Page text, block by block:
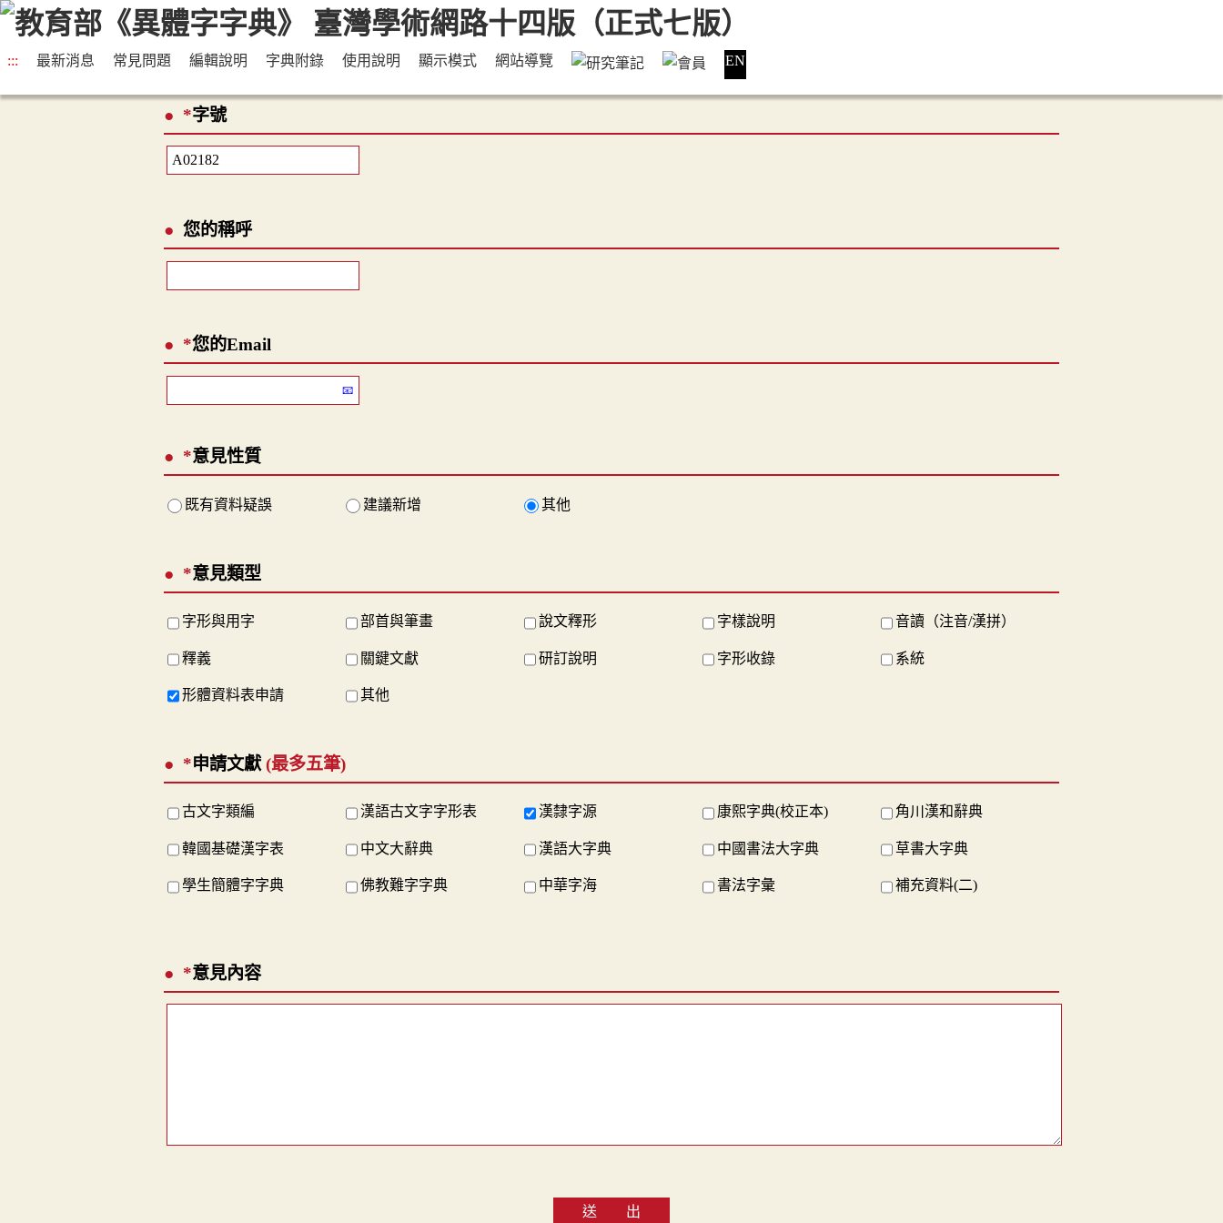
::: 最新消息 常見問題 編輯說明 字典附錄 使用說明 顯示模式 網站導覽 EN
*字號
您的稱呼
*您的Email
*意見性質
既有資料疑誤 建議新增 其他
*意見類型
字形與用字 部首與筆畫 說文釋形 字樣說明 音讀（注音/漢拼）
釋義 關鍵文獻 研訂說明 字形收錄 系統
形體資料表申請 其他
*申請文獻 (最多五筆)
古文字類編 漢語古文字字形表 漢隸字源 康熙字典(校正本) 角川漢和辭典
韓國基礎漢字表 中文大辭典 漢語大字典 中國書法大字典 草書大字典
學生簡體字字典 佛教難字字典 中華字海 書法字彙 補充資料(二)
*意見內容
送 出